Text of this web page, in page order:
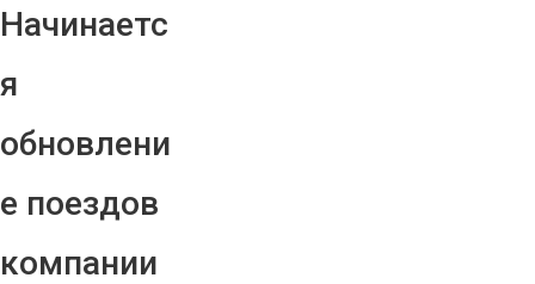
Начинаетс
я
обновлени
е поездов
компании